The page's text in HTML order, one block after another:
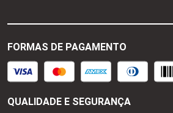
FORMAS DE PAGAMENTO
QUALIDADE E SEGURANÇA